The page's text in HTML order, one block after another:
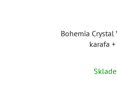
Bohemia Crystal
karafa